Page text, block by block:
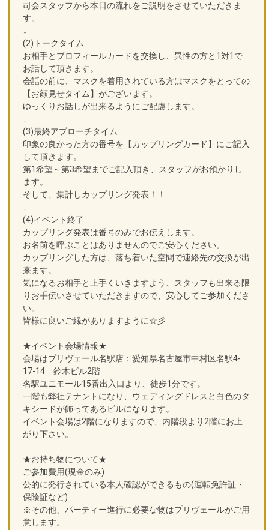
司会スタッフから本日の流れをご説明をさせていただきま
す。
↓
(2)トークタイム
お相手とプロフィールカードを交換し、異性の方と1対1で
お話して頂きます。
会話の前に、マスクを着用されている方はマスクをとっての
【お顔見せタイム】がございます。
ゆっくりお話しが出来るようにご配慮します。
↓
(3)最終アプローチタイム
印象の良かった方の番号を【カップリングカード】にご記入
して頂きます。
第1希望～第3希望までご記入頂き、スタッフがお預かりし
ます。
そして、集計しカップリング発表！！
↓
(4)イベント終了
カップリング発表は番号のみでお伝えします。
お名前を呼ぶことはありませんのでご安心ください。
カップリングした方は、落ち着いた空間で連絡先の交換が出
来ます。
気になるお相手と上手くいきますよう、スタッフも出来る限
りお手伝いさせていただきますので、安心してご参加くださ
い。
皆様に良いご縁がありますように☆彡
★イベント会場情報★
会場はプリヴェール名駅店：愛知県名古屋市中村区名駅4-
17-14 鈴木ビル2階
名駅ユニモール15番出入口より、徒歩1分です。
一階も弊社テナントになり、ウェディングドレスと白色のタ
キシードが飾ってあるビルになります。
イベント会場は2階になりますので、内階段より2階にお上
がり下さい。
★お持ち物について★
ご参加費用(現金のみ)
公的に発行されている本人確認ができるもの(運転免許証・
保険証など)
※その他、パーティー進行に必要な物はプリヴェールがご用
意します。